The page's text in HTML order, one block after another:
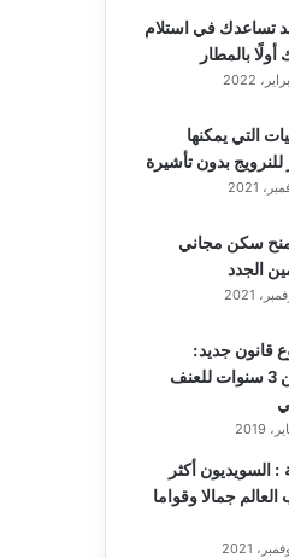
تساعدك في استلام
أولًا بالمطار
التي يمكنها
بدون تأشيرة
سكن مجاني
الجدد
قانون جديد:
السجن 3 سنوات للعنف
السويديون أكثر
جمالا وقواما